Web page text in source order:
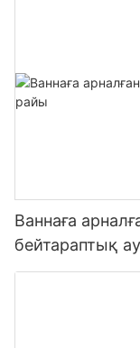
Ваннаға
бейтараптық